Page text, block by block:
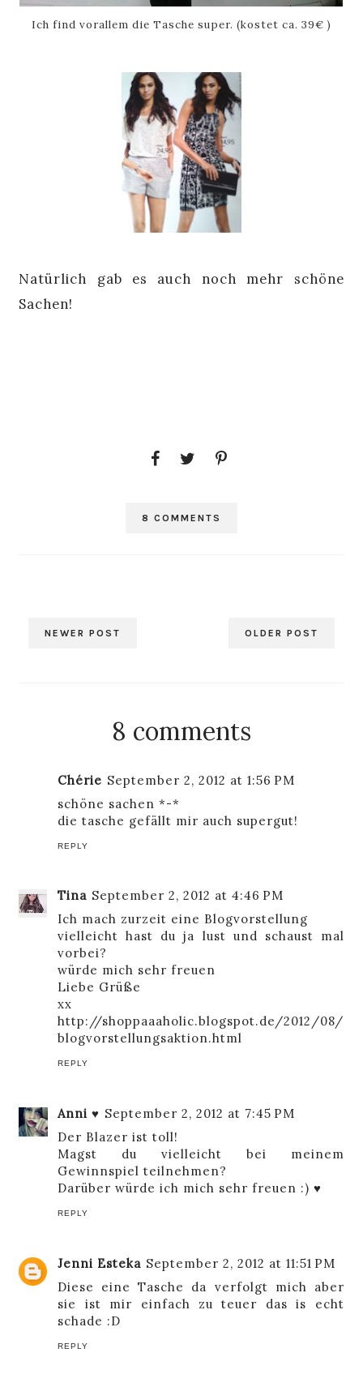
Ich find vorallem die Tasche super. (kostet ca. 39€ )
Natürlich gab es auch noch mehr schöne
Sachen!
8 COMMENTS
NEWER POST OLDER POST
8 comments
Chérie September 2, 2012 at 1:56 PM
schöne sachen *-*
die tasche gefällt mir auch supergut!
REPLY
Tina September 2, 2012 at 4:46 PM
Ich mach zurzeit eine Blogvorstellung
vielleicht hast du ja lust und schaust mal
vorbei?
würde mich sehr freuen
Liebe Grüße
xx
http://shoppaaaholic.blogspot.de/2012/08/
blogvorstellungsaktion.html
REPLY
Anni ♥ September 2, 2012 at 7:45 PM
Der Blazer ist toll!
Magst du vielleicht bei meinem
Gewinnspiel teilnehmen?
Darüber würde ich mich sehr freuen :) ♥
REPLY
Jenni Esteka September 2, 2012 at 11:51 PM
Diese eine Tasche da verfolgt mich aber
sie ist mir einfach zu teuer das is echt
schade :D
REPLY